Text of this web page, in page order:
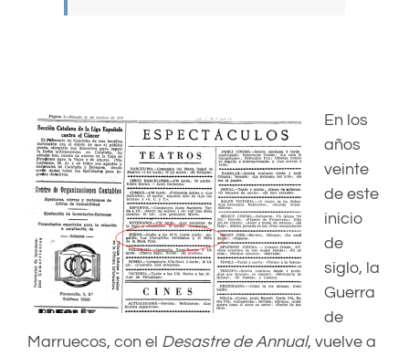
En los
años
veinte
de este
inicio
de
siglo, la
Guerra
de
Marruecos, con el Desastre de Annual, vuelve a